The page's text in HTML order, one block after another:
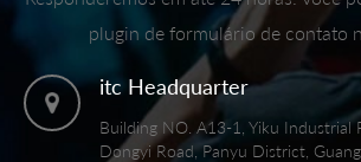
plugin de formulário de contato
itc Headquarter
Building NO. A13-1, Yiku Industrial
Dongyi Road, Panyu District,